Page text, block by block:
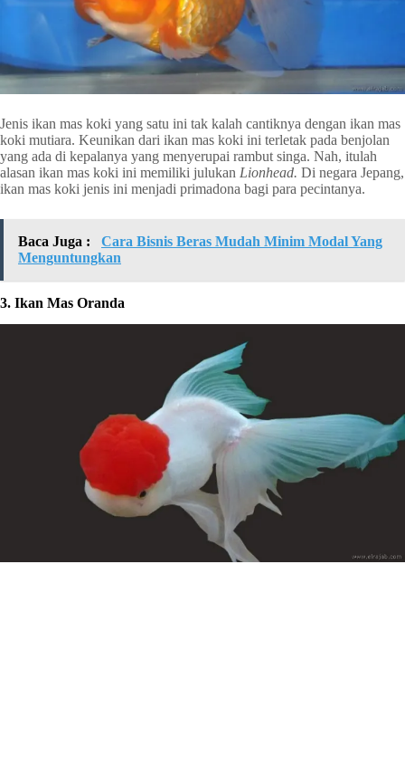
Jenis ikan mas koki yang satu ini tak kalah cantiknya dengan ikan mas
koki mutiara. Keunikan dari ikan mas koki ini terletak pada benjolan
yang ada di kepalanya yang menyerupai rambut singa. Nah, itulah
alasan ikan mas koki ini memiliki julukan Lionhead. Di negara Jepang,
ikan mas koki jenis ini menjadi primadona bagi para pecintanya.
Baca Juga :
Cara Bisnis Beras Mudah Minim Modal Yang
Menguntungkan
3. Ikan Mas Oranda